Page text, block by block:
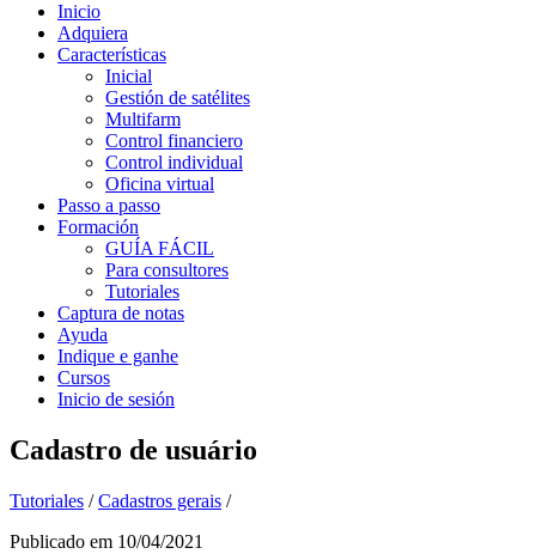
Inicio
Adquiera
Características
Inicial
Gestión de satélites
Multifarm
Control financiero
Control individual
Oficina virtual
Passo a passo
Formación
GUÍA FÁCIL
Para consultores
Tutoriales
Captura de notas
Ayuda
Indique e ganhe
Cursos
Inicio de sesión
Cadastro de usuário
Tutoriales / Cadastros gerais /
Publicado em 10/04/2021